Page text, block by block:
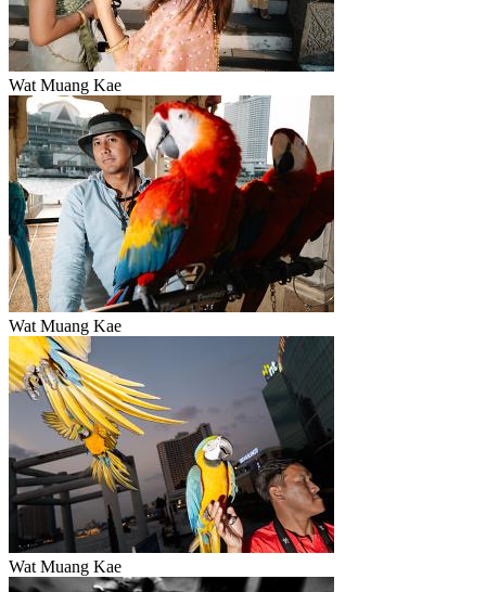
Wat Muang Kae
Wat Muang Kae
Wat Muang Kae